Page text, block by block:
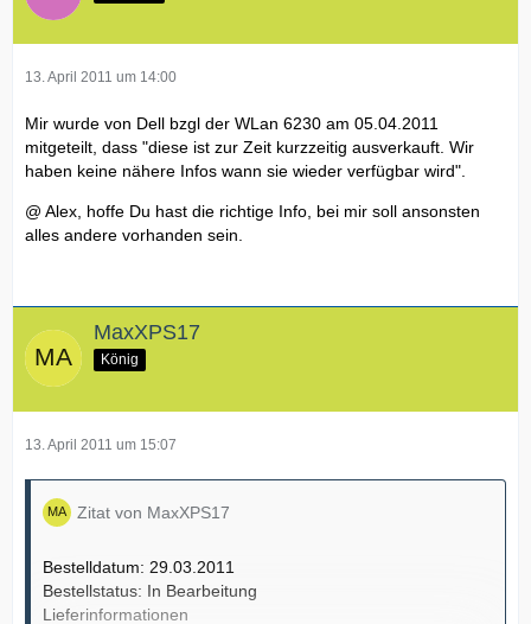
13. April 2011 um 14:00
Mir wurde von Dell bzgl der WLan 6230 am 05.04.2011
mitgeteilt, dass "diese ist zur Zeit kurzzeitig ausverkauft. Wir
haben keine nähere Infos wann sie wieder verfügbar wird".
@ Alex, hoffe Du hast die richtige Info, bei mir soll ansonsten
alles andere vorhanden sein.
MaxXPS17
König
13. April 2011 um 15:07
Zitat von MaxXPS17
Bestelldatum: 29.03.2011
Bestellstatus: In Bearbeitung
Lieferinformationen